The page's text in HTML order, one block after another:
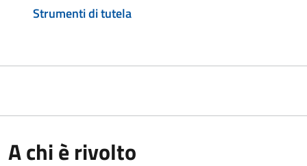
Strumenti di tutela
A chi è rivolto